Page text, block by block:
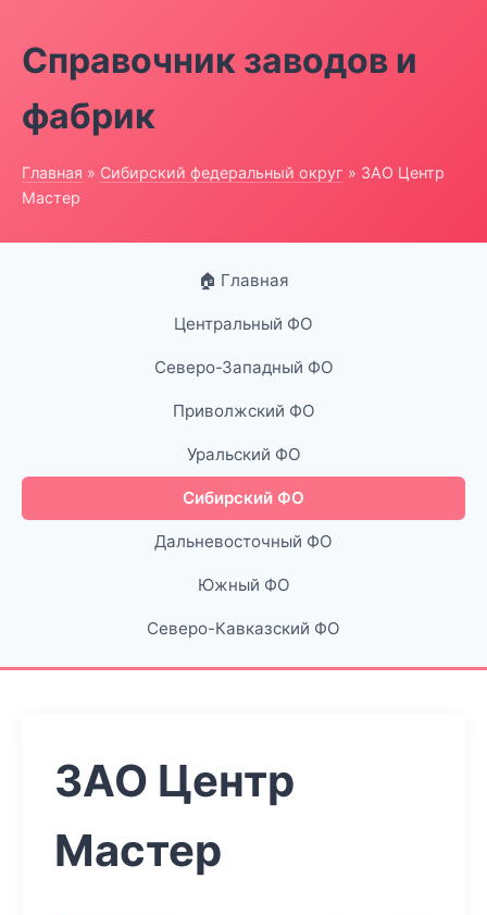
Справочник заводов и
фабрик
Главная » Сибирский федеральный округ » ЗАО Центр
Мастер
🏠 Главная
Центральный ФО
Северо-Западный ФО
Приволжский ФО
Уральский ФО
Сибирский ФО
Дальневосточный ФО
Южный ФО
Северо-Кавказский ФО
ЗАО Центр
Мастер